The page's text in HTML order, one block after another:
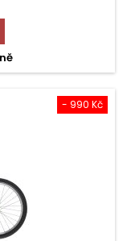
- 990 Kč